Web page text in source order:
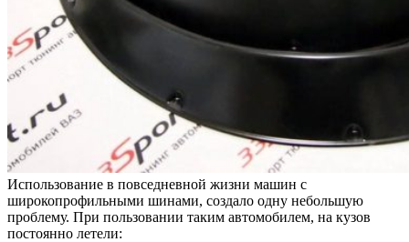
Использование в повседневной жизни машин с
широкопрофильными шинами, создало одну небольшую
проблему. При пользовании таким автомобилем, на кузов
постоянно летели: